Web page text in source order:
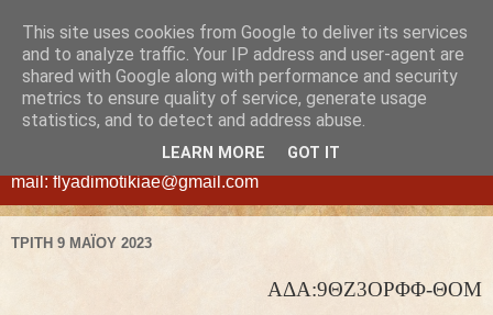
ΦΛΥΑ
ΔΗΜΟΤΙΚΗ ΑΝΩΝΥΜΗ ΕΤΑΙΡΕΙΑ ΕΚΜΕΤΑΛΛΕΥΣΗΣ
ΑΚΙΝΗΤΩΝ ΔΗΜΟΥ ΧΑΛΑΝΔΡΙΟΥ - ΝΕΑ ΔΙΕΥΘΥΝΣΗ:
Διογένους 42, Χαλάνδρι τ.κ. 15234, τηλ.210-6830305, e-
mail: flyadimotikiae@gmail.com
ΤΡΊΤΗ 9 ΜΑΪ́ΟΥ 2023
ΑΔΑ:9ΘΖ3ΟΡΦΦ-ΘΟΜ
This site uses cookies from Google to deliver its services
and to analyze traffic. Your IP address and user-agent are
shared with Google along with performance and security
metrics to ensure quality of service, generate usage
statistics, and to detect and address abuse.
LEARN MORE GOT IT